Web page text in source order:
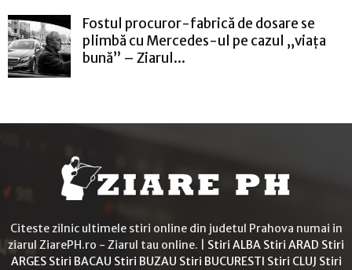
Fostul procuror-fabrică de dosare se
plimbă cu Mercedes-ul pe cazul „viața
bună” – Ziarul...
Citeste zilnic ultimele stiri online din judetul Prahova numai in
ziarul ZiarePH.ro - Ziarul tau online. | Stiri ALBA Stiri ARAD Stiri
ARGES Stiri BACAU Stiri BUZAU Stiri BUCURESTI Stiri CLUJ Stiri